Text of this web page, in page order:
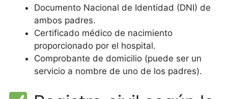
Documento Nacional de Identidad (DNI) de
ambos padres.
Certificado médico de nacimiento
proporcionado por el hospital.
Comprobante de domicilio (puede ser un
servicio a nombre de uno de los padres).